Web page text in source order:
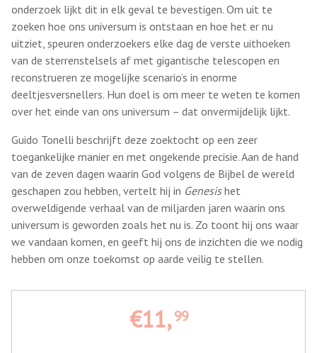
onderzoek lijkt dit in elk geval te bevestigen. Om uit te
zoeken hoe ons universum is ontstaan en hoe het er nu
uitziet, speuren onderzoekers elke dag de verste uithoeken
van de sterrenstelsels af met gigantische telescopen en
reconstrueren ze mogelijke scenario’s in enorme
deeltjesversnellers. Hun doel is om meer te weten te komen
over het einde van ons universum – dat onvermijdelijk lijkt.
Guido Tonelli beschrijft deze zoektocht op een zeer
toegankelijke manier en met ongekende precisie. Aan de hand
van de zeven dagen waarin God volgens de Bijbel de wereld
geschapen zou hebben, vertelt hij in Genesishet
overweldigende verhaal van de miljarden jaren waarin ons
universum is geworden zoals het nu is. Zo toont hij ons waar
we vandaan komen, en geeft hij ons de inzichten die we nodig
hebben om onze toekomst op aarde veilig te stellen.
€11,99